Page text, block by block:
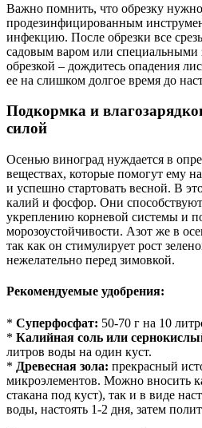
Важно помнить, что обрезку
продезинфицированным
инфекцию. После обрезки все
садовым варом или специальными
обрезкой – дождитесь опадения
ее на слишком долгое время до
Подкормка и
силой
Осенью виноград нуждается в
веществах, которые помогут ему
и успешно стартовать весной. В
калий и фосфор. Они
укреплению корневой системы и
морозоустойчивости. Азот же в
так как он стимулирует рост
нежелательно перед зимовкой.
Рекомендуемые удобрения:
* Суперфосфат: 50-70 г на 10
* Калийная соль или
литров воды на один куст.
* Древесная зола: прекрасный
микроэлементов. Можно вносить
стакана под куст), так и в виде
воды, настоять 1-2 дня, затем